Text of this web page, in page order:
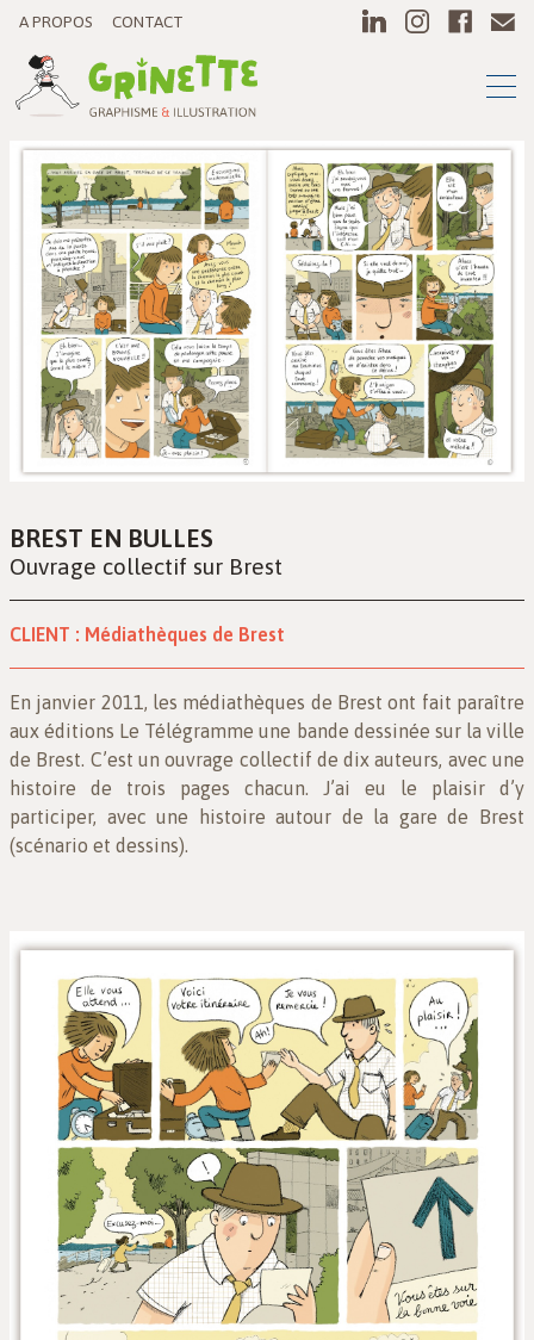
A PROPOS CONTACT
BREST EN BULLES
Ouvrage collectif sur Brest
CLIENT : Médiathèques de Brest
En janvier 2011, les médiathèques de Brest ont fait paraître
aux éditions Le Télégramme une bande dessinée sur la ville
de Brest. C’est un ouvrage collectif de dix auteurs, avec une
histoire de trois pages chacun. J’ai eu le plaisir d’y
participer, avec une histoire autour de la gare de Brest
(scénario et dessins).